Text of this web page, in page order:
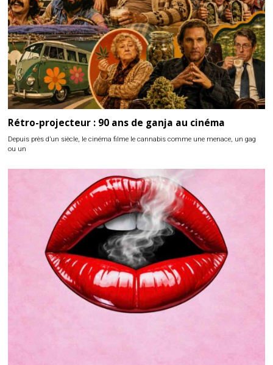
Rétro-projecteur : 90 ans de ganja au cinéma
Depuis près d’un siècle, le cinéma filme le cannabis comme une menace, un gag
ou un